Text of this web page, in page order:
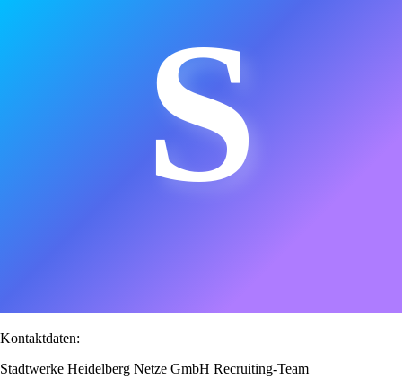
S
Kontaktdaten:
Stadtwerke Heidelberg Netze GmbH Recruiting-Team